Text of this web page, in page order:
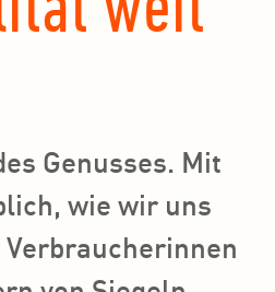
Genusses. Mit
wie wir uns